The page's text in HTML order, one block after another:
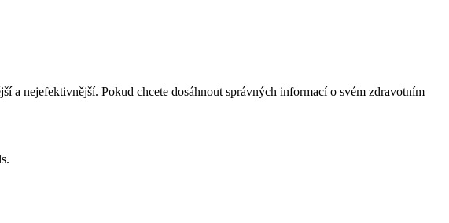
nejefektivnější. Pokud chcete dosáhnout správných informací o svém zdravotním